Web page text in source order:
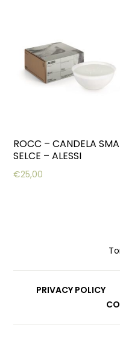
ROCC – CANDELA
SELCE – ALESSI
€25,00
PRIVACY POLICY